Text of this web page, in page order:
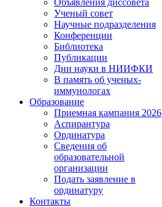
Объявления диссовета
Ученый совет
Научные подразделения
Конференции
Библиотека
Публикации
Дни науки в НИИФКИ
В память об ученых-
иммунологах
Образование
Приемная кампания 2026
Аспирантура
Ординатура
Сведения об
образовательной
организации
Подать заявление в
ординатуру
Контакты